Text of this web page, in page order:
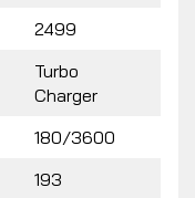
2499
Turbo
Charger
180/3600
193